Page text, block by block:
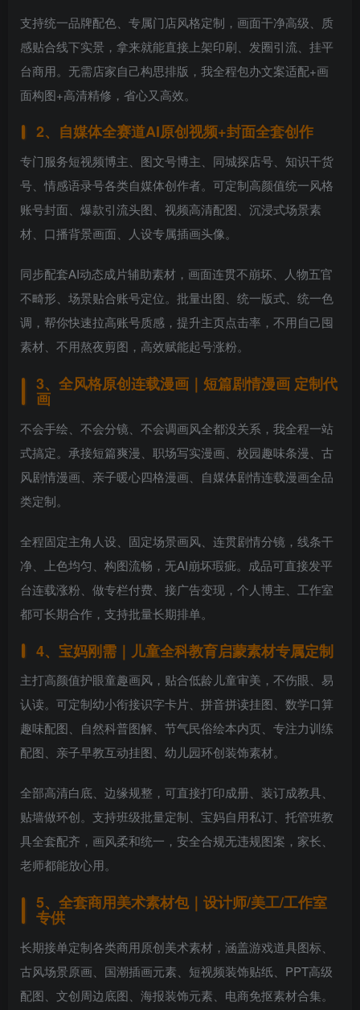
支持统一品牌配色、专属门店风格定制，画面干净高级、质
感贴合线下实景，拿来就能直接上架印刷、发圈引流、挂平
台商用。无需店家自己构思排版，我全程包办文案适配+画
面构图+高清精修，省心又高效。
2、自媒体全赛道AI原创视频+封面全套创作
专门服务短视频博主、图文号博主、同城探店号、知识干货
号、情感语录号各类自媒体创作者。可定制高颜值统一风格
账号封面、爆款引流头图、视频高清配图、沉浸式场景素
材、口播背景画面、人设专属插画头像。
同步配套AI动态成片辅助素材，画面连贯不崩坏、人物五官
不畸形、场景贴合账号定位。批量出图、统一版式、统一色
调，帮你快速拉高账号质感，提升主页点击率，不用自己囤
素材、不用熬夜剪图，高效赋能起号涨粉。
3、全风格原创连载漫画｜短篇剧情漫画 定制代
画
不会手绘、不会分镜、不会调画风全都没关系，我全程一站
式搞定。承接短篇爽漫、职场写实漫画、校园趣味条漫、古
风剧情漫画、亲子暖心四格漫画、自媒体剧情连载漫画全品
类定制。
全程固定主角人设、固定场景画风、连贯剧情分镜，线条干
净、上色均匀、构图流畅，无AI崩坏瑕疵。成品可直接发平
台连载涨粉、做专栏付费、接广告变现，个人博主、工作室
都可长期合作，支持批量长期排单。
4、宝妈刚需｜儿童全科教育启蒙素材专属定制
主打高颜值护眼童趣画风，贴合低龄儿童审美，不伤眼、易
认读。可定制幼小衔接识字卡片、拼音拼读挂图、数学口算
趣味配图、自然科普图解、节气民俗绘本内页、专注力训练
配图、亲子早教互动挂图、幼儿园环创装饰素材。
全部高清白底、边缘规整，可直接打印成册、装订成教具、
贴墙做环创。支持班级批量定制、宝妈自用私订、托管班教
具全套配齐，画风柔和统一，安全合规无违规图案，家长、
老师都能放心用。
5、全套商用美术素材包｜设计师/美工/工作室
专供
长期接单定制各类商用原创美术素材，涵盖游戏道具图标、
古风场景原画、国潮插画元素、短视频装饰贴纸、PPT高级
配图、文创周边底图、海报装饰元素、电商免抠素材合集。